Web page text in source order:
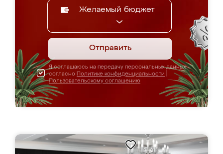
Желаемый бюджет
Отправить
Я соглашаюсь на передачу персональных данных
согласно Политике конфиденциальности
Пользовательскому соглашению